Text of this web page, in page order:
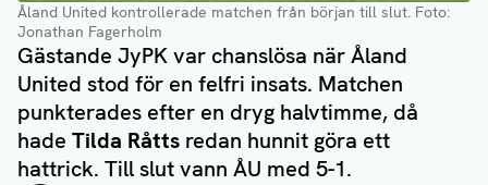
Åland United kontrollerade matchen från början till slut. Foto:
Jonathan Fagerholm
Gästande JyPK var chanslösa när Åland
United stod för en felfri insats. Matchen
punkterades efter en dryg halvtimme, då
hade Tilda Råtts redan hunnit göra ett
hattrick. Till slut vann ÅU med 5-1.